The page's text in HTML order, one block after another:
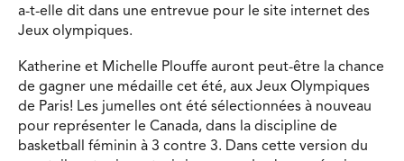
a-t-elle dit dans une entrevue pour le site internet des
Jeux olympiques.
Katherine et Michelle Plouffe auront peut-être la chance
de gagner une médaille cet été, aux Jeux Olympiques
de Paris! Les jumelles ont été sélectionnées à nouveau
pour représenter le Canada, dans la discipline de
basketball féminin à 3 contre 3. Dans cette version du